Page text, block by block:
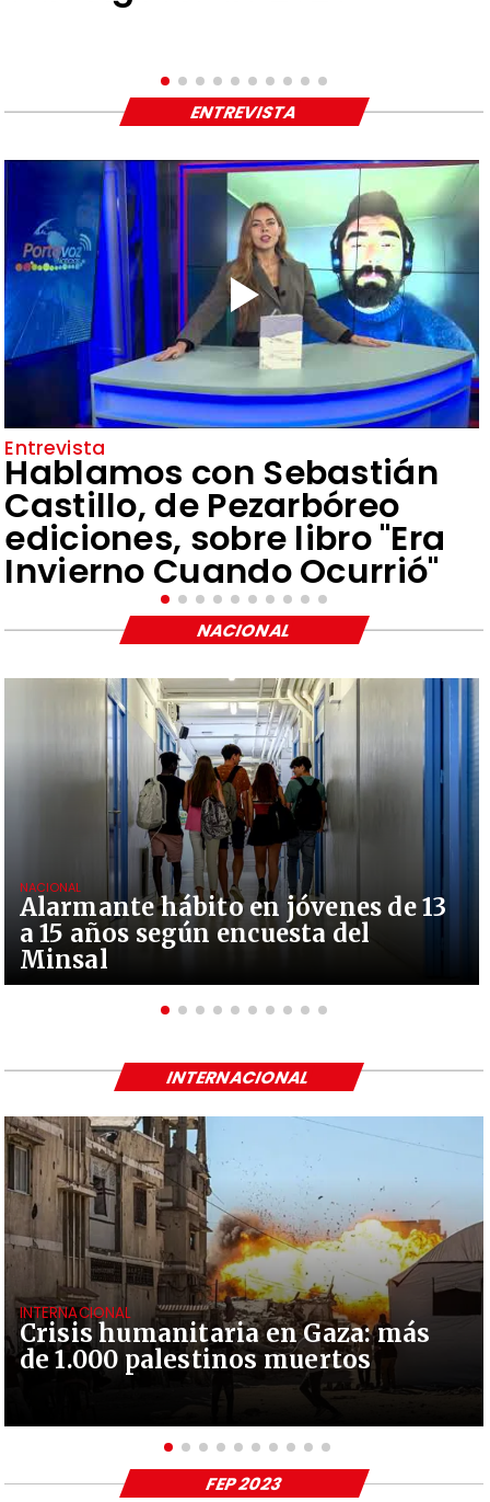
Entrevista
Hablamos con Sebastián
Castillo, de Pezarbóreo
ediciones, sobre libro "Era
Invierno Cuando Ocurrió"
ENTREVISTA
Alarmante hábito en jóvenes de 13
a 15 años según encuesta del
Minsal
NACIONAL
NACIONAL
Crisis humanitaria en Gaza: más
de 1.000 palestinos muertos
INTERNACIONAL
INTERNACIONAL
FEP 2023